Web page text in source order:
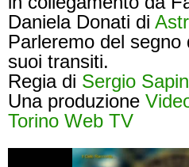
Daniela Donati di
Parleremo del segno
suoi transiti.
Regia di Sergio
Una produzione
Torino Web TV